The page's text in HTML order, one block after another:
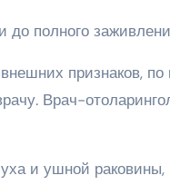
полного
признаков,
Врач-
и ушной